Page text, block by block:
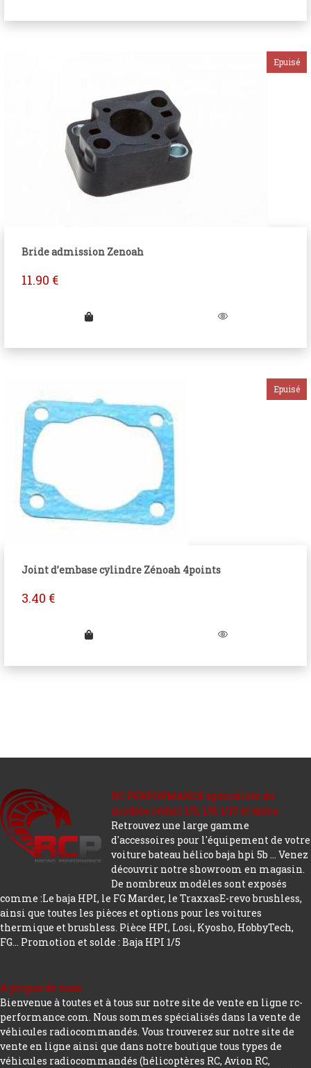
Bride admission Zenoah
11.90 €
Joint d’embase cylindre Zénoah 4points
3.40 €
RC PERFORMANCE spécialiste du
modèle réduit 1/5, 1/8, 1/10 et autre.
Retrouvez une large gamme
d'accessoires pour l'équipement de votre
voiture bateau hélico baja hpi 5b ... Venez
découvrir notre showroom en magasin.
De nombreux modèles sont exposés
comme :Le baja HPI, le FG Marder, le TraxxasE-revo brushless,
ainsi que toutes les pièces et options pour les voitures
thermique et brushless. Pièce HPI, Losi, Kyosho, HobbyTech,
FG... Promotion et solde : Baja HPI 1/5
A propos de nous
Bienvenue à toutes et à tous sur notre site de vente en ligne rc-
performance.com. Nous sommes spécialisés dans la vente de
véhicules radiocommandés. Vous trouverez sur notre site de
vente en ligne ainsi que dans notre boutique tous types de
véhicules radiocommandés (hélicoptères RC, Avion RC,